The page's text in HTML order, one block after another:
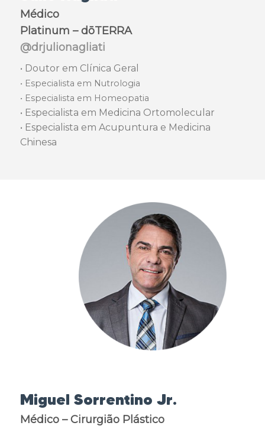
Médico
Platinum – dōTERRA
@drjulionagliati
• Doutor em Clínica Geral
• Especialista em Nutrologia
• Especialista em Homeopatia
• Especialista em Medicina Ortomolecular
• Especialista em Acupuntura e Medicina
Chinesa
Miguel Sorrentino Jr.
Médico – Cirurgião Plástico